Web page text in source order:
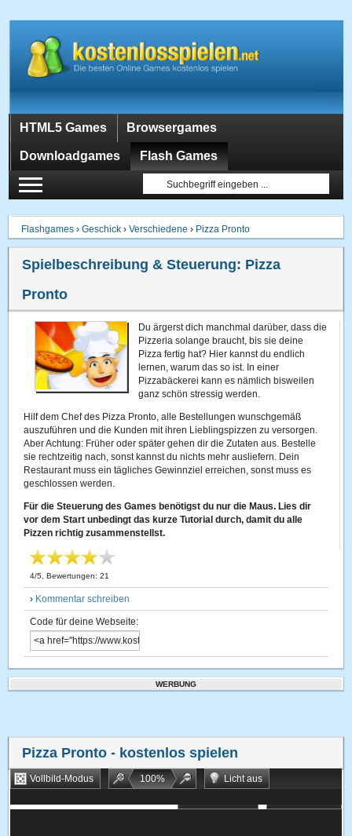
HTML5 Games Browsergames
Downloadgames Flash Games
Flashgames ›Geschick ›Verschiedene › Pizza Pronto
Spielbeschreibung & Steuerung: Pizza
Pronto
Du ärgerst dich manchmal darüber, dass die
Pizzeria solange braucht, bis sie deine
Pizza fertig hat? Hier kannst du endlich
lernen, warum das so ist. In einer
Pizzabäckerei kann es nämlich bisweilen
ganz schön stressig werden.
Hilf dem Chef des Pizza Pronto, alle Bestellungen wunschgemäß
auszuführen und die Kunden mit ihren Lieblingspizzen zu versorgen.
Aber Achtung: Früher oder später gehen dir die Zutaten aus. Bestelle
sie rechtzeitig nach, sonst kannst du nichts mehr ausliefern. Dein
Restaurant muss ein tägliches Gewinnziel erreichen, sonst muss es
geschlossen werden.
Für die Steuerung des Games benötigst du nur die Maus. Lies dir
vor dem Start unbedingt das kurze Tutorial durch, damit du alle
Pizzen richtig zusammenstellst.
4/5 , Bewertungen:21
› Kommentar schreiben
Code für deine Webseite:
WERBUNG
Pizza Pronto - kostenlos spielen
Vollbild-Modus 100%
Licht aus